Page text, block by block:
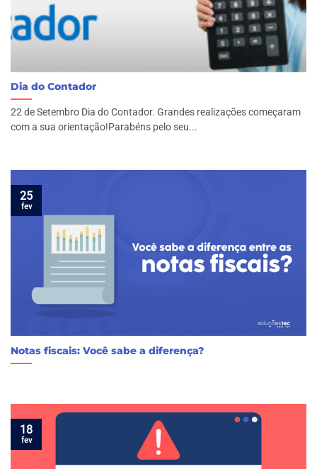
Dia do Contador
22 de Setembro Dia do Contador. Grandes realizações começaram
com a sua orientação!Parabéns pelo seu...
Notas fiscais: Você sabe a diferença?
25
fev
18
fev